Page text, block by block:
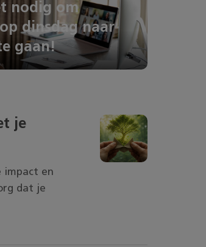
nodig om
dinsdag naar
gaan!
je
impact en
dat je